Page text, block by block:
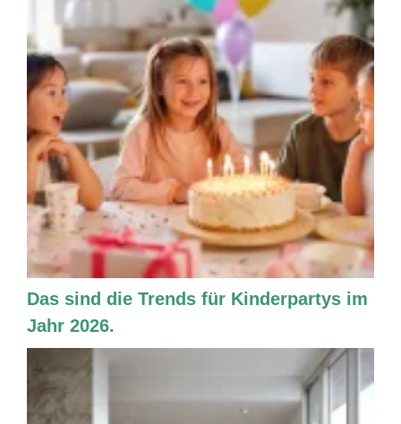
Das sind die Trends für Kinderpartys im
Jahr 2026.